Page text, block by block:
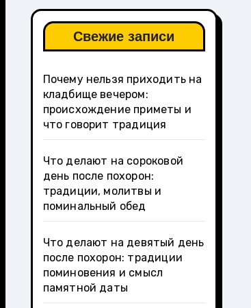
Свежие записи
Почему нельзя приходить на
кладбище вечером:
происхождение приметы и
что говорит традиция
Что делают на сороковой
день после похорон:
традиции, молитвы и
поминальный обед
Что делают на девятый день
после похорон: традиции
поминовения и смысл
памятной даты